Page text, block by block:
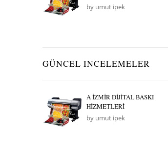
by umut ipek
GÜNCEL INCELEMELER
A İZMİR DİJİTAL BASKI
HİZMETLERİ
by umut ipek